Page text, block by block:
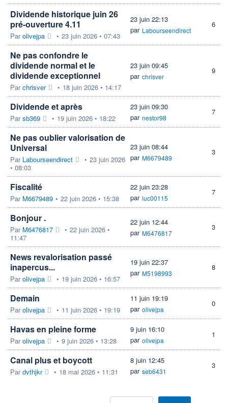
Dividende historique juin 26
pré-ouverture 4.11
Parolivejpa • 23 juin 2026 • 07:43
23 juin 22:13
par Labourseendirect
6
Ne pas confondre le
dividende normal et le
dividende exceptionnel
Parchrisver • 18 juin 2026 • 14:17
23 juin 09:45
par chrisver
9
Dividende et après
Parsb369 • 19 juin 2026 • 18:22
23 juin 09:30
par nestor98
7
Ne pas oublier valorisation de
Universal
Par Labourseendirect • 23 juin 2026
• 08:03
23 juin 08:44
par M6679489
3
Fiscalité
Par M6679489 • 22 juin 2026 • 15:38
22 juin 23:28
par luc00115
7
Bonjour .
Par M6476817 • 22 juin 2026 •
11:47
22 juin 12:44
par M6476817
3
News revalorisation passé
inapercus...
Parolivejpa • 19 juin 2026 • 16:57
19 juin 22:37
par M5198993
8
Demain
Parolivejpa • 11 juin 2026 • 19:19
11 juin 19:19
par olivejpa
0
Havas en pleine forme
Parolivejpa • 9 juin 2026 • 13:28
9 juin 16:10
par olivejpa
1
Canal plus et boycott
Pardvthjkr • 18 mai 2026 • 11:31
8 juin 12:45
par seb6431
3